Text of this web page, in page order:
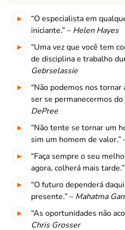
“O especialista em
iniciante.” – Helen Hayes
“Uma vez que você tem
de disciplina e trabalho
Gebrselassie
“Não podemos nos
ser se permanecermos
DePree
“Não tente se tornar um
sim um homem de valor.”
“Faça sempre o seu
agora, colherá mais
“O futuro dependerá
presente.” – Mahatma
“As oportunidades não
Chris Grosser